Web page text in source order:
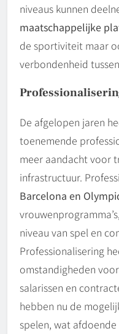
niveaus kunnen
maatschappelijke
de sportiviteit maar
verbondenheid
De afgelopen jaren
toenemende
meer aandacht voor
infrastructuur.
Barcelona en
niveau van spel en
Professionalisering
omstandigheden
salarissen en
hebben nu de
spelen, wat